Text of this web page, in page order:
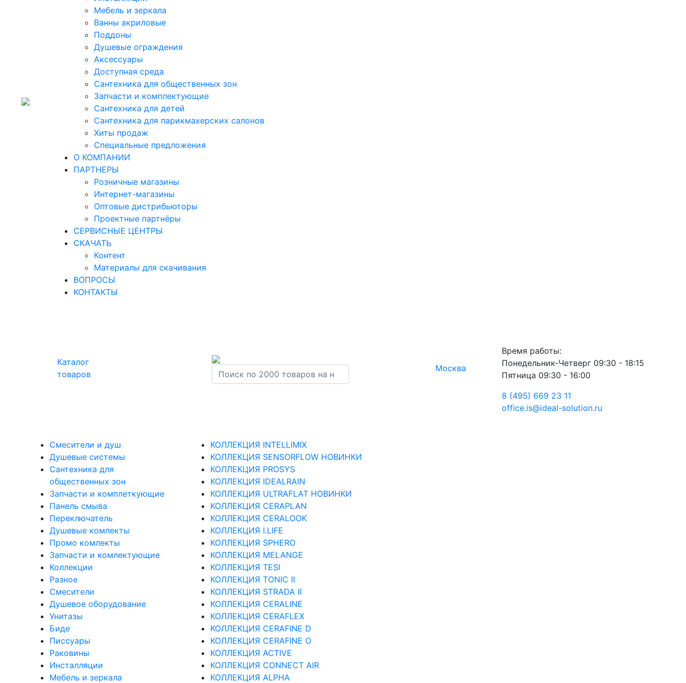
Мебель и зеркала
Ванны акриловые
Поддоны
Душевые ограждения
Аксессуары
Доступная среда
Cантехника для общественных зон
Запчасти и комплектующие
Сантехника для детей
Сантехника для парикмахерских салонов
Хиты продаж
Специальные предложения
О КОМПАНИИ
ПАРТНЕРЫ
Розничные магазины
Интернет-магазины
Оптовые дистрибьюторы
Проектные партнёры
СЕРВИСНЫЕ ЦЕНТРЫ
СКАЧАТЬ
Контент
Материалы для скачивания
ВОПРОСЫ
КОНТАКТЫ
Каталог
товаров
Москва
Время работы:
Понедельник-Четверг 09:30 - 18:15
Пятница 09:30 - 16:00
8 (495) 669 23 11
office.is@ideal-solution.ru
Смесители и душ
Душевые системы
Сантехника для
общественных зон
Запчасти и комплеткующие
Панель смыва
Переключатель
Душевые комлекты
Промо комлекты
Запчасти и комлектующие
Коллекции
Разное
Смесители
Душевое оборудование
Унитазы
Биде
Писсуары
Раковины
Инсталляции
Мебель и зеркала
КОЛЛЕКЦИЯ INTELLIMIX
КОЛЛЕКЦИЯ SENSORFLOW НОВИНКИ
КОЛЛЕКЦИЯ PROSYS
КОЛЛЕКЦИЯ IDEALRAIN
КОЛЛЕКЦИЯ ULTRAFLAT НОВИНКИ
КОЛЛЕКЦИЯ CERAPLAN
КОЛЛЕКЦИЯ CERALOOK
КОЛЛЕКЦИЯ I.LIFE
КОЛЛЕКЦИЯ SPHERO
КОЛЛЕКЦИЯ MELANGE
КОЛЛЕКЦИЯ TESI
КОЛЛЕКЦИЯ TONIC II
КОЛЛЕКЦИЯ STRADA II
КОЛЛЕКЦИЯ CERALINE
КОЛЛЕКЦИЯ CERAFLEX
КОЛЛЕКЦИЯ CERAFINE D
КОЛЛЕКЦИЯ CERAFINE O
КОЛЛЕКЦИЯ ACTIVE
КОЛЛЕКЦИЯ CONNECT AIR
КОЛЛЕКЦИЯ ALPHA